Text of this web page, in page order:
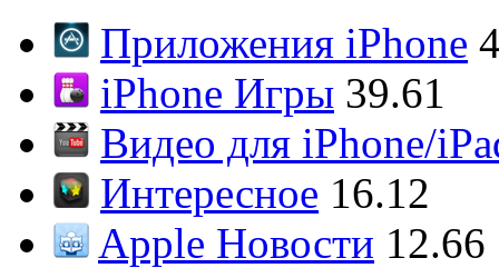
Приложения iPhone
iPhone Игры 39.61
Видео для iPhone/
Интересное 16.12
Apple Новости 12.66